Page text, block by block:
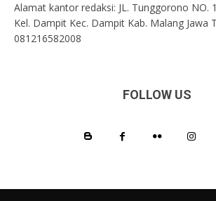
Alamat kantor redaksi: JL. Tunggorono NO.
Kel. Dampit Kec. Dampit Kab. Malang Jawa
081216582008
FOLLOW US